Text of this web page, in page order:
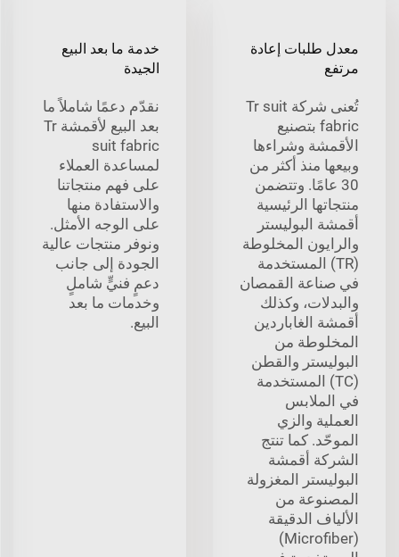
معدل طلبات إعادة
مرتفع
تُعنى شركة Tr suit
fabric بتصنيع
الأقمشة وشراءها
وبيعها منذ أكثر من
30 عامًا. وتتضمن
منتجاتها الرئيسية
أقمشة البوليستر
والرايون المخلوطة
(TR) المستخدمة
في صناعة القمصان
والبدلات، وكذلك
أقمشة الغاباردين
المخلوطة من
البوليستر والقطن
(TC) المستخدمة
في الملابس
العملية والزي
الموحّد. كما تنتج
الشركة أقمشة
البوليستر المغزولة
المصنوعة من
الألياف الدقيقة
(Microfiber)
خدمة ما بعد البيع
الجيدة
نقدّم دعمًا شاملاً ما
بعد البيع لأقمشة Tr
suit fabric
لمساعدة العملاء
على فهم منتجاتنا
والاستفادة منها
على الوجه الأمثل.
ونوفر منتجات عالية
الجودة إلى جانب
دعمٍ فنيٍّ شاملٍ
وخدمات ما بعد
البيع.